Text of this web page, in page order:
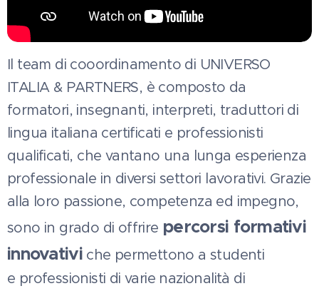
Il team di cooordinamento di UNIVERSO
ITALIA & PARTNERS, è composto da
formatori, insegnanti, interpreti, traduttori di
lingua italiana certificati e professionisti
qualificati, che vantano una lunga esperienza
professionale in diversi settori lavorativi. Grazie
alla loro passione, competenza ed impegno,
sono in grado di offrire percorsi formativi
innovativiche permettono a studenti
e professionisti di varie nazionalità di